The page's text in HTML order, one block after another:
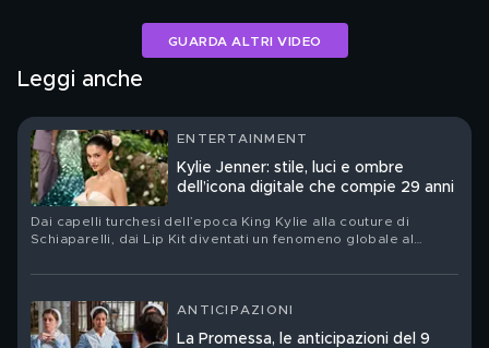
GUARDA ALTRI VIDEO
Leggi anche
ENTERTAINMENT
Kylie Jenner: stile, luci e ombre
dell’icona digitale che compie 29 anni
Dai capelli turchesi dell’epoca King Kylie alla couture di
Schiaparelli, dai Lip Kit diventati un fenomeno globale al
compleanno. Ritratto di una star che ha trasformato la propria
contraddizioni
ANTICIPAZIONI
La Promessa, le anticipazioni del 9